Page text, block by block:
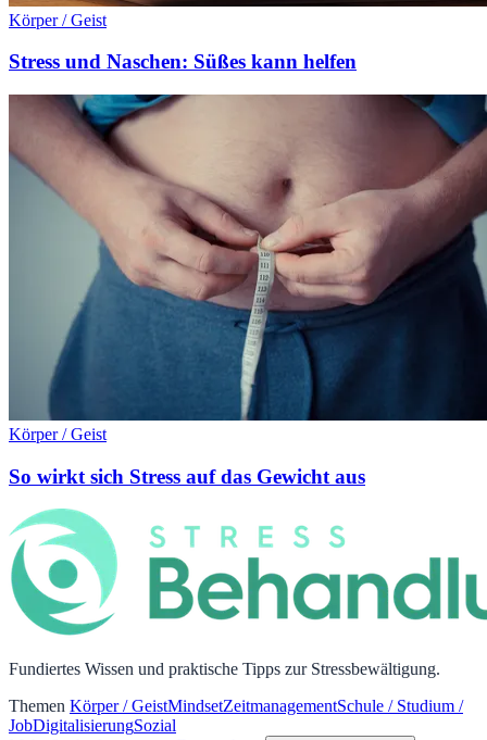
Körper / Geist
Stress und Naschen: Süßes kann helfen
Körper / Geist
So wirkt sich Stress auf das Gewicht aus
Fundiertes Wissen und praktische Tipps zur Stressbewältigung.
Themen Körper / GeistMindsetZeitmanagementSchule / Studium /
JobDigitalisierungSozial